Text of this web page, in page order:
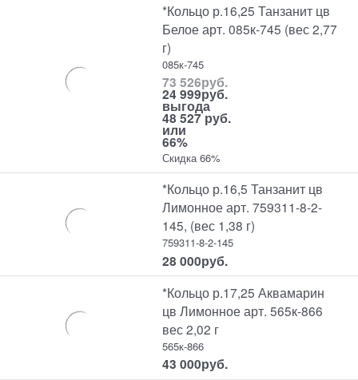
*Кольцо р.16,25 Танзанит цв
Белое арт. 085к-745 (вес 2,77
г)
085к-745
73 526руб.
24 999руб.
выгода
48 527 руб.
или
66%
Скидка 66%
*Кольцо р.16,5 Танзанит цв
Лимонное арт. 759311-8-2-
145, (вес 1,38 г)
759311-8-2-145
28 000руб.
*Кольцо р.17,25 Аквамарин
цв Лимонное арт. 565к-866
вес 2,02 г
565к-866
43 000руб.